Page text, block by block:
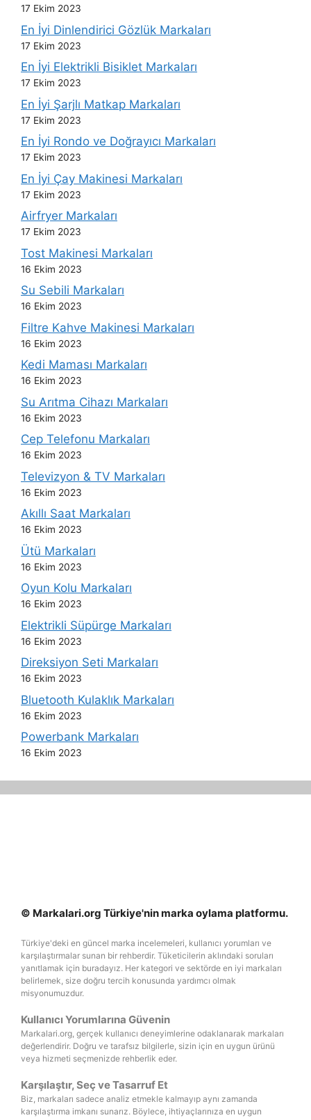
17 Ekim 2023
En İyi Dinlendirici Gözlük Markaları
17 Ekim 2023
En İyi Elektrikli Bisiklet Markaları
17 Ekim 2023
En İyi Şarjlı Matkap Markaları
17 Ekim 2023
En İyi Rondo ve Doğrayıcı Markaları
17 Ekim 2023
En İyi Çay Makinesi Markaları
17 Ekim 2023
Airfryer Markaları
17 Ekim 2023
Tost Makinesi Markaları
16 Ekim 2023
Su Sebili Markaları
16 Ekim 2023
Filtre Kahve Makinesi Markaları
16 Ekim 2023
Kedi Maması Markaları
16 Ekim 2023
Su Arıtma Cihazı Markaları
16 Ekim 2023
Cep Telefonu Markaları
16 Ekim 2023
Televizyon & TV Markaları
16 Ekim 2023
Akıllı Saat Markaları
16 Ekim 2023
Ütü Markaları
16 Ekim 2023
Oyun Kolu Markaları
16 Ekim 2023
Elektrikli Süpürge Markaları
16 Ekim 2023
Direksiyon Seti Markaları
16 Ekim 2023
Bluetooth Kulaklık Markaları
16 Ekim 2023
Powerbank Markaları
16 Ekim 2023
© Markalari.org Türkiye'nin marka oylama platformu.
Türkiye'deki en güncel marka incelemeleri, kullanıcı yorumları ve
karşılaştırmalar sunan bir rehberdir. Tüketicilerin aklındaki soruları
yanıtlamak için buradayız. Her kategori ve sektörde en iyi markaları
belirlemek, size doğru tercih konusunda yardımcı olmak
misyonumuzdur.
Kullanıcı Yorumlarına Güvenin
Markalari.org, gerçek kullanıcı deneyimlerine odaklanarak markaları
değerlendirir. Doğru ve tarafsız bilgilerle, sizin için en uygun ürünü
veya hizmeti seçmenizde rehberlik eder.
Karşılaştır, Seç ve Tasarruf Et
Biz, markaları sadece analiz etmekle kalmayıp aynı zamanda
karşılaştırma imkanı sunarız. Böylece, ihtiyaçlarınıza en uygun